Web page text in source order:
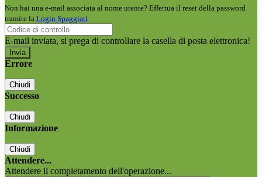
Non hai una e-mail associata al nome utente? Effettua il reset della password
tramite la Login Spaggiari
E-mail inviata, si prega di controllare la casella di posta elettronica!
Errore
Chiudi
Successo
Chiudi
Informazione
Chiudi
Attendere...
Attendere il completamento dell'operazione...